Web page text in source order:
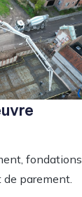
fondations,
parement.